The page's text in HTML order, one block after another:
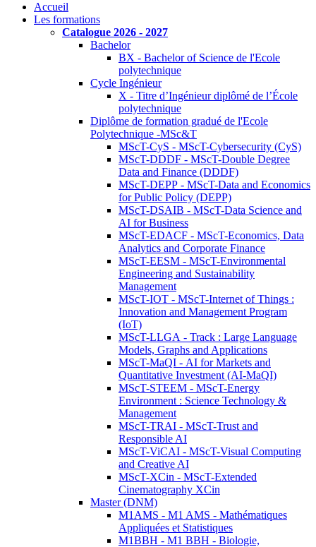
Accueil
Les formations
Catalogue 2026 - 2027
Bachelor
BX - Bachelor of Science de l'Ecole
polytechnique
Cycle Ingénieur
X - Titre d’Ingénieur diplômé de l’École
polytechnique
Diplôme de formation gradué de l'Ecole
Polytechnique -MSc&T
MScT-CyS - MScT-Cybersecurity (CyS)
MScT-DDDF - MScT-Double Degree
Data and Finance (DDDF)
MScT-DEPP - MScT-Data and Economics
for Public Policy (DEPP)
MScT-DSAIB - MScT-Data Science and
AI for Business
MScT-EDACF - MScT-Economics, Data
Analytics and Corporate Finance
MScT-EESM - MScT-Environmental
Engineering and Sustainability
Management
MScT-IOT - MScT-Internet of Things :
Innovation and Management Program
(IoT)
MScT-LLGA - Track : Large Language
Models, Graphs and Applications
MScT-MaQI - AI for Markets and
Quantitative Investment (AI-MaQI)
MScT-STEEM - MScT-Energy
Environment : Science Technology &
Management
MScT-TRAI - MScT-Trust and
Responsible AI
MScT-ViCAI - MScT-Visual Computing
and Creative AI
MScT-XCin - MScT-Extended
Cinematography XCin
Master (DNM)
M1AMS - M1 AMS - Mathématiques
Appliquées et Statistiques
M1BBH - M1 BBH - Biologie,